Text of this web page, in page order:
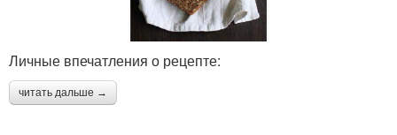
Личные впечатления о рецепте:
читать дальше →